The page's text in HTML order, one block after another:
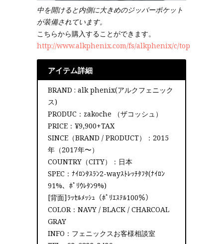
中を開けると内側に大きめのジッパーポケット
が装備されています。
こちらから購入することができます。
http://www.alkphenix.com/fs/alkphenix/c/top
アイテム詳細
BRAND : alk phenix(アルクフェニック
ス)
PRODUC：zakoche （ザコッシュ）
PRICE：¥9,900+TAX
SINCE（BRAND / PRODUCT）：2015
年（2017年〜）
COUNTRY（CITY）：日本
SPEC：ﾅｲﾛﾝﾀｽﾗﾝ2-wayｽﾄﾚｯﾁﾀﾌﾀ(ﾅｲﾛﾝ
91%、ﾎﾟﾘｳﾚﾀﾝ9%)
[背面]ﾗｯｾﾙﾒｯｼｭ（ﾎﾟﾘｴｽﾃﾙ100％）
COLOR：NAVY / BLACK / CHARCOAL
GRAY
INFO：フェニックスお客様相談室